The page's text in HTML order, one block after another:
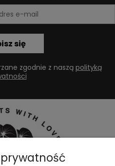
się
zgodnie z naszą polityką